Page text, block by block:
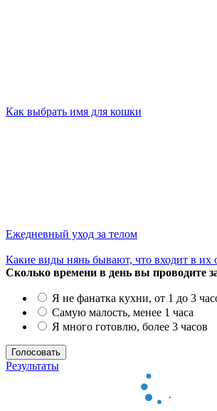
Как выбрать имя для кошки
Ежедневный уход за телом
Какие виды нянь бывают, что входит в их
Сколько времени в день вы проводите
Я не фанатка кухни, от 1 до 3
Самую малость, менее 1 часа
Я много готовлю, более 3 часов
Результаты